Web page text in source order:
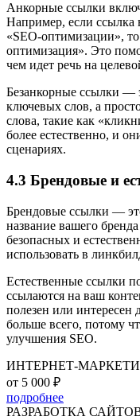
Анкорные ссылки
Например, если ссылка
«SEO-оптимизации»,
оптимизация». Это
чем идет речь на
Безанкорные ссылки —
ключевых слов, а
слова, такие как
более естественно, и
сценариях.
4.3 Брендовые и
Брендовые ссылки —
название вашего
безопасных и
использовать в
Естественные ссылки
ссылаются на ваш
полезен или интересен
больше всего, потому
улучшения SEO.
ИНТЕРНЕТ-
от 5 000 ₽
подробнее
РАЗРАБОТКА